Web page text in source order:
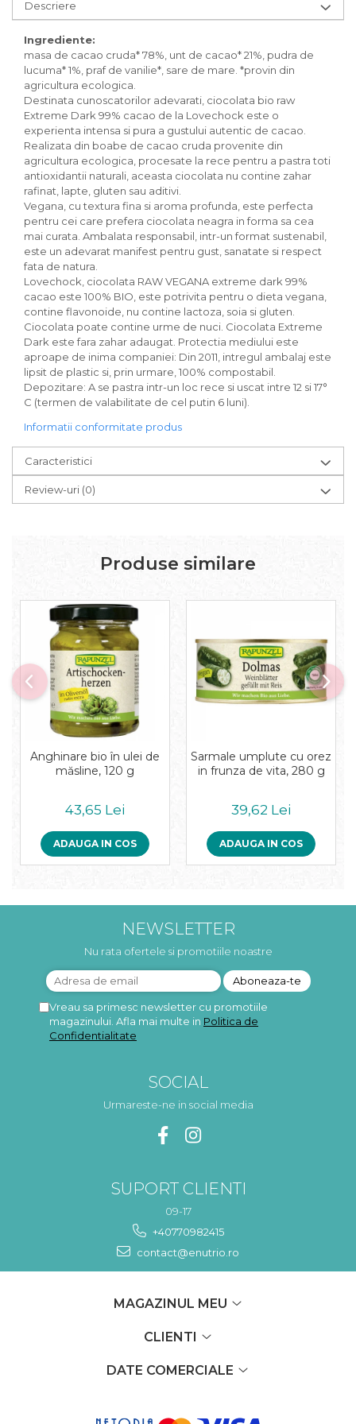
Ingrediente bio pentru copt
Masline bio si antipasti
Antipasti bio
Masline bio
Pesto bio
Musli si terci
Fulgi din cereale bio
Musli bio
Terci bio
Orez bio si leguminoase
Legume bio
Legume bio in conserva
Orez bio
Paste si fidea
Paste bio din emmer
Paste bio din grau
Paste bio din spelta
Paste bio fara gluten
Paste bio integrale
Paste bio pentru copii
Paste fainoase bio
Pateu, sosuri si conserve
Conserve de peste bio
Crenvursti si pateu din carne bio
Pateu bio si creme vegetale
Sucuri si bauturi bio
Lapte bio si bauturi vegetale
Sirop bio
Sucuri din fructe si legume bio
Superalimente
Pudre proteice bio
Superalimente bio
Uleiuri, grasimi si otet
Grasimi bio
Ulei de masline bio
Uleiuri esentiale alimentare bio
Descriere
Ingrediente:
masa de cacao cruda* 78%, unt de cacao* 21%, pudra de
lucuma* 1%, praf de vanilie*, sare de mare. *provin din
agricultura ecologica.
Destinata cunoscatorilor adevarati, ciocolata bio raw
Extreme Dark 99% cacao de la Lovechock este o
experienta intensa si pura a gustului autentic de cacao.
Realizata din boabe de cacao cruda provenite din
agricultura ecologica, procesate la rece pentru a pastra toti
antioxidantii naturali, aceasta ciocolata nu contine zahar
rafinat, lapte, gluten sau aditivi.
Vegana, cu textura fina si aroma profunda, este perfecta
pentru cei care prefera ciocolata neagra in forma sa cea
mai curata. Ambalata responsabil, intr-un format sustenabil,
este un adevarat manifest pentru gust, sanatate si respect
fata de natura.
Lovechock, ciocolata RAW VEGANA extreme dark 99%
cacao este 100% BIO, este potrivita pentru o dieta vegana,
contine flavonoide, nu contine lactoza, soia si gluten.
Ciocolata poate contine urme de nuci. Ciocolata Extreme
Dark este fara zahar adaugat. Protectia mediului este
aproape de inima companiei: Din 2011, intregul ambalaj este
lipsit de plastic si, prin urmare, 100% compostabil.
Depozitare: A se pastra intr-un loc rece si uscat intre 12 si 17°
C (termen de valabilitate de cel putin 6 luni).
Informatii conformitate produs
Caracteristici
Review-uri (0)
Produse similare
Anghinare bio în ulei de
măsline, 120 g
43,65 Lei
ADAUGA IN COS
Sarmale umplute cu orez
in frunza de vita, 280 g
39,62 Lei
ADAUGA IN COS
NEWSLETTER
Nu rata ofertele si promotiile noastre
Vreau sa primesc newsletter cu promotiile
magazinului. Afla mai multe in Politica de
Confidentialitate
SOCIAL
Urmareste-ne in social media
SUPORT CLIENTI
09-17
+40770982415
contact@enutrio.ro
MAGAZINUL MEU
CLIENTI
DATE COMERCIALE